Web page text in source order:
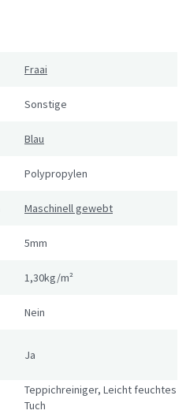
Fraai
Sonstige
Blau
Polypropylen
Maschinell gewebt
5mm
1,30kg/m²
Nein
Ja
Teppichreiniger, Leicht feuchtes
Tuch